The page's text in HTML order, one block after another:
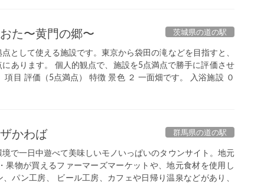
茨城県の道の駅
た〜黄門の郷〜
として使える施設です。東京から袋田の滝などを目指すと、
にあります。 個人的観点で、施設を5点満点で勝手に評価させ
項目 評価（5点満点） 特徴 景色 ２ 一面畑です。 入浴施設 ０
群馬県の道の駅
かわば
境で一日中遊べて美味しいモノいっぱいのタウンサイト。地元
果物が買えるファーマーズマーケットや、地元食材を使用し
、パン工房、 ビール工房、カフェや日帰り温泉などがあり、